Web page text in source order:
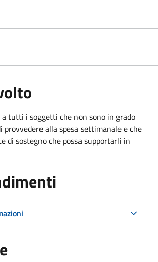
tutti i soggetti che non sono in grado
alla spesa settimanale e che
di sostegno che possa supportarli in